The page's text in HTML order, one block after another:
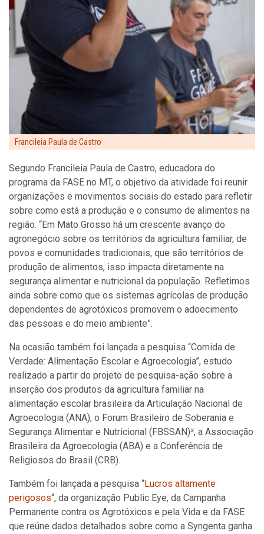
Francileia Paula de Castro
Segundo Francileia Paula de Castro, educadora do
programa da FASE no MT, o objetivo da atividade foi reunir
organizações e movimentos sociais do estado para refletir
sobre como está a produção e o consumo de alimentos na
região. “Em Mato Grosso há um crescente avanço do
agronegócio sobre os territórios da agricultura familiar, de
povos e comunidades tradicionais, que são territórios de
produção de alimentos, isso impacta diretamente na
segurança alimentar e nutricional da população. Refletimos
ainda sobre como que os sistemas agrícolas de produção
dependentes de agrotóxicos promovem o adoecimento
das pessoas e do meio ambiente”.
Na ocasião também foi lançada a pesquisa “Comida de
Verdade: Alimentação Escolar e Agroecologia”, estudo
realizado a partir do projeto de pesquisa-ação sobre a
inserção dos produtos da agricultura familiar na
alimentação escolar brasileira da Articulação Nacional de
Agroecologia (ANA), o Forum Brasileiro de Soberania e
Segurança Alimentar e Nutricional (FBSSAN)², a Associação
Brasileira da Agroecologia (ABA) e a Conferência de
Religiosos do Brasil (CRB).
Também foi lançada a pesquisa “Lucros altamente
perigosos“, da organização Public Eye, da Campanha
Permanente contra os Agrotóxicos e pela Vida e da FASE
que reúne dados detalhados sobre como a Syngenta ganha